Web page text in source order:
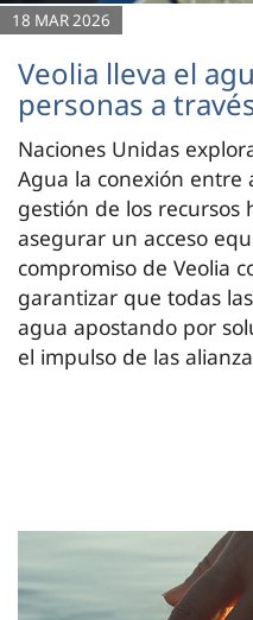
18 MAR 2026
Veolia lleva el
personas a
Naciones Unidas
Agua la conexión entre
gestión de los recursos
asegurar un acceso
compromiso de Veolia
garantizar que todas
agua apostando por
el impulso de las